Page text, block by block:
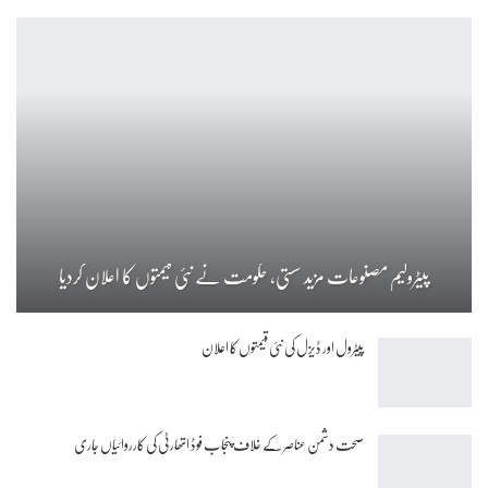
پیٹرولیم مصنوعات مزید سستی، حکومت نے نئی قیمتوں کا اعلان کردیا
پیٹرول اور ڈیزل کی نئی قیمتوں کا اعلان
صحت دشمن عناصر کے خلاف پنجاب فوڈ اتھارٹی کی کارروائیاں جاری